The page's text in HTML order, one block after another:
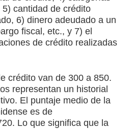
cantidad de crédito
6) dinero adeudado a un
fiscal, etc., y 7) el
de crédito realizadas
crédito van de 300 a 850.
representan un historial
El puntaje medio de la
es de
Lo que significa que la